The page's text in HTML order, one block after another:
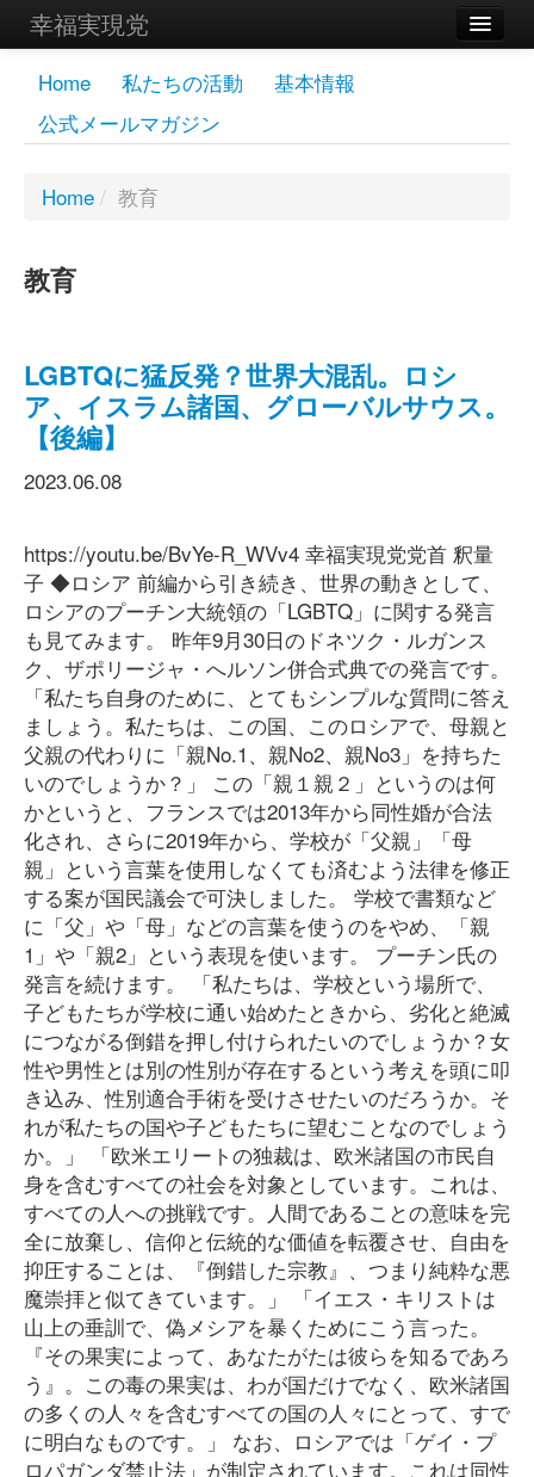
幸福実現党
メンバーズページ
党員
幸福の科学グループ
Home 私たちの活動
基本情報
公式メールマガジン
Home / 教育
教育
LGBTQに猛反発？世界大混乱。ロシ
ア、イスラム諸国、グローバルサウス。
【後編】
2023.06.08
https://youtu.be/BvYe-R_WVv4 幸福実現党党首 釈量
子 ◆ロシア 前編から引き続き、世界の動きとして、
ロシアのプーチン大統領の「LGBTQ」に関する発言
も見てみます。 昨年9月30日のドネツク・ルガンス
ク、ザポリージャ・へルソン併合式典での発言です。
「私たち自身のために、とてもシンプルな質問に答え
ましょう。私たちは、この国、このロシアで、母親と
父親の代わりに「親No.1、親No2、親No3」を持ちた
いのでしょうか？」 この「親１親２」というのは何
かというと、フランスでは2013年から同性婚が合法
化され、さらに2019年から、学校が「父親」「母
親」という言葉を使用しなくても済むよう法律を修正
する案が国民議会で可決しました。 学校で書類など
に「父」や「母」などの言葉を使うのをやめ、「親
1」や「親2」という表現を使います。 プーチン氏の
発言を続けます。 「私たちは、学校という場所で、
子どもたちが学校に通い始めたときから、劣化と絶滅
につながる倒錯を押し付けられたいのでしょうか？女
性や男性とは別の性別が存在するという考えを頭に叩
き込み、性別適合手術を受けさせたいのだろうか。そ
れが私たちの国や子どもたちに望むことなのでしょう
か。」 「欧米エリートの独裁は、欧米諸国の市民自
身を含むすべての社会を対象としています。これは、
すべての人への挑戦です。人間であることの意味を完
全に放棄し、信仰と伝統的な価値を転覆させ、自由を
抑圧することは、『倒錯した宗教』、つまり純粋な悪
魔崇拝と似てきています。」 「イエス・キリストは
山上の垂訓で、偽メシアを暴くためにこう言った。
『その果実によって、あなたがたは彼らを知るであろ
う』。この毒の果実は、わが国だけでなく、欧米諸国
の多くの人々を含むすべての国の人々にとって、すで
に明白なものです。」 なお、ロシアでは「ゲイ・プ
ロパガンダ禁止法」が制定されています。これは同性